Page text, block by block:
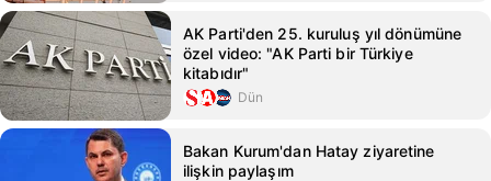
AK Parti'den 25. kuruluş yıl dönümüne
özel video: "AK Parti bir Türkiye
kitabıdır"
Dün
Bakan Kurum'dan Hatay ziyaretine
ilişkin paylaşım